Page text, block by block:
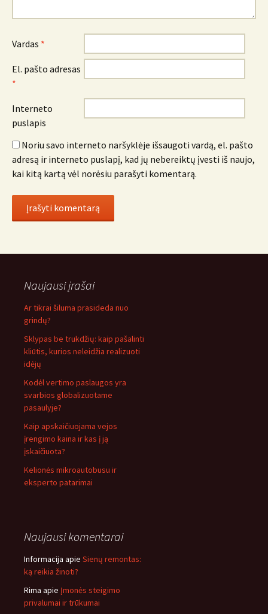
Vardas *
El. pašto adresas
*
Interneto
puslapis
Noriu savo interneto naršyklėje išsaugoti vardą, el. pašto
adresą ir interneto puslapį, kad jų nebereiktų įvesti iš naujo,
kai kitą kartą vėl norėsiu parašyti komentarą.
Naujausi įrašai
Ar tikrai šiluma prasideda nuo
grindų?
Sklypas be trukdžių: kaip pašalinti
kliūtis, kurios neleidžia realizuoti
idėjų
Kodėl vertimo paslaugos yra
svarbios globalizuotame
pasaulyje?
Kaip apskaičiuojama vejos
įrengimo kaina ir kas į ją
įskaičiuota?
Kelionės mikroautobusu ir
eksperto patarimai
Naujausi komentarai
Informacija apie Sienų remontas:
ką reikia žinoti?
Rima apie Įmonės steigimo
privalumai ir trūkumai